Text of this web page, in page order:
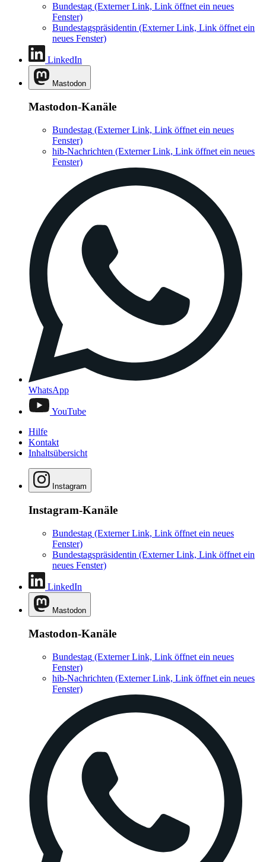
Bundestag (Externer Link, Link öffnet ein neues
Fenster)
Bundestagspräsidentin (Externer Link, Link öffnet ein
neues Fenster)
LinkedIn
Mastodon
Mastodon-Kanäle
Bundestag (Externer Link, Link öffnet ein neues
Fenster)
hib-Nachrichten (Externer Link, Link öffnet ein neues
Fenster)
WhatsApp
YouTube
Hilfe
Kontakt
Inhaltsübersicht
Instagram
Instagram-Kanäle
Bundestag (Externer Link, Link öffnet ein neues
Fenster)
Bundestagspräsidentin (Externer Link, Link öffnet ein
neues Fenster)
LinkedIn
Mastodon
Mastodon-Kanäle
Bundestag (Externer Link, Link öffnet ein neues
Fenster)
hib-Nachrichten (Externer Link, Link öffnet ein neues
Fenster)